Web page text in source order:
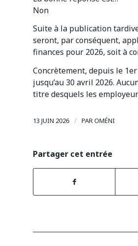
Non
Suite à la publication
seront, par conséquent,
finances pour 2026, soit à
Concrètement, depuis le
jusqu’au 30 avril 2026.
titre desquels les
13 JUIN 2026 / PAROMÉNI
Partager cet entrée